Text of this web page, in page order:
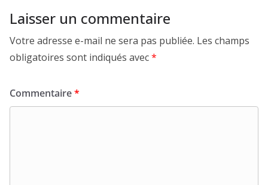
Laisser un commentaire
Votre adresse e-mail ne sera pas publiée. Les champs
obligatoires sont indiqués avec*
Commentaire*